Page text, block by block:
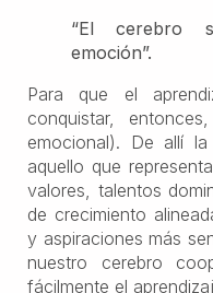
“El cerebro
emoción”.
Para que el
conquistar,
emocional). De allí
aquello que
valores, talentos
de crecimiento
y aspiraciones más
nuestro cerebro
fácilmente el